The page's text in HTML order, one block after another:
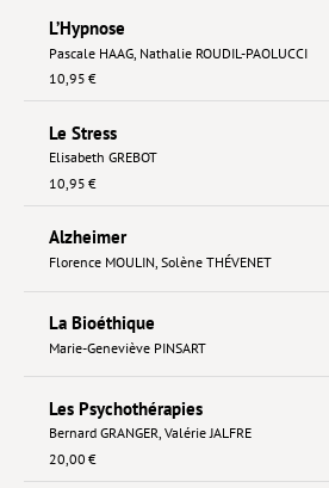
L’Hypnose
Pascale HAAG, Nathalie ROUDIL-PAOLUCCI
10,95 €
Le Stress
Elisabeth GREBOT
10,95 €
Alzheimer
Florence MOULIN Solène THÉVENET
La Bioéthique
Marie-Geneviève PINSART
Les Psychothérapies
Bernard GRANGER, Valérie JALFRE
20,00 €